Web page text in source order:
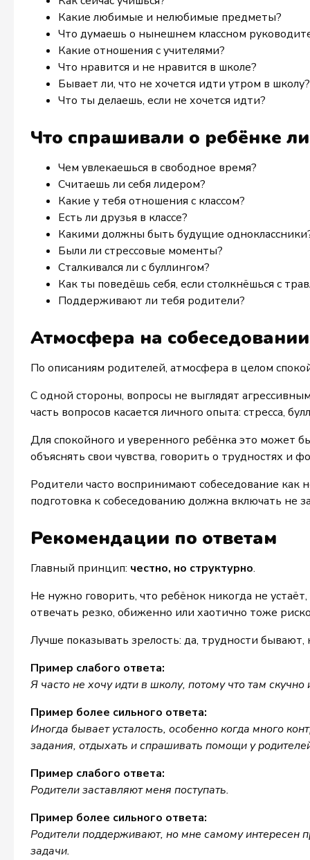
Какие любимые и нелюбимые предметы?
Что думаешь о нынешнем классном
Какие отношения с учителями?
Что нравится и не нравится в школе?
Бывает ли, что не хочется идти утром в школу?
Что ты делаешь, если не хочется идти?
Что спрашивали о ребёнке
Чем увлекаешься в свободное время?
Считаешь ли себя лидером?
Какие у тебя отношения с классом?
Есть ли друзья в классе?
Какими должны быть будущие
Были ли стрессовые моменты?
Сталкивался ли с буллингом?
Как ты поведёшь себя, если столкнёшься с
Поддерживают ли тебя родители?
Атмосфера на собеседовании
По описаниям родителей, атмосфера в целом
С одной стороны, вопросы не выглядят
часть вопросов касается личного опыта: стресса,
Для спокойного и уверенного ребёнка это может
объяснять свои чувства, говорить о трудностях
Родители часто воспринимают собеседование
подготовка к собеседованию должна включать не
Рекомендации по ответам
Главный принцип: честно, но структурно.
Не нужно говорить, что ребёнок никогда не
отвечать резко, обиженно или хаотично тоже
Лучше показывать зрелость: да, трудности
Пример слабого ответа:
Я часто не хочу идти в школу, потому что там
Пример более сильного ответа:
Иногда бывает усталость, особенно когда много
задания, отдыхать и спрашивать помощи у
Пример слабого ответа:
Родители заставляют меня поступать.
Пример более сильного ответа:
Родители поддерживают, но мне самому интересен
задачи.